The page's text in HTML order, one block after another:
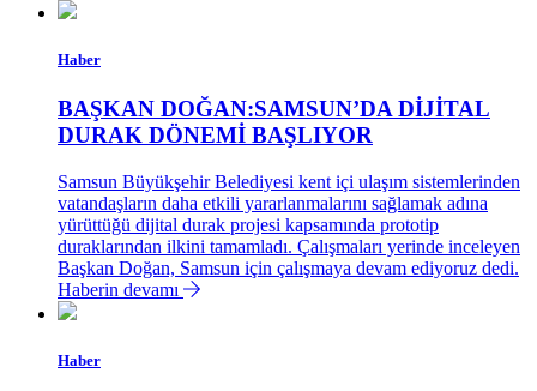
Haber
BAŞKAN DOĞAN:SAMSUN’DA DİJİTAL
DURAK DÖNEMİ BAŞLIYOR
Samsun Büyükşehir Belediyesi kent içi ulaşım sistemlerinden
vatandaşların daha etkili yararlanmalarını sağlamak adına
yürüttüğü dijital durak projesi kapsamında prototip
duraklarından ilkini tamamladı. Çalışmaları yerinde inceleyen
Başkan Doğan, Samsun için çalışmaya devam ediyoruz dedi.
Haberin devamı
Haber